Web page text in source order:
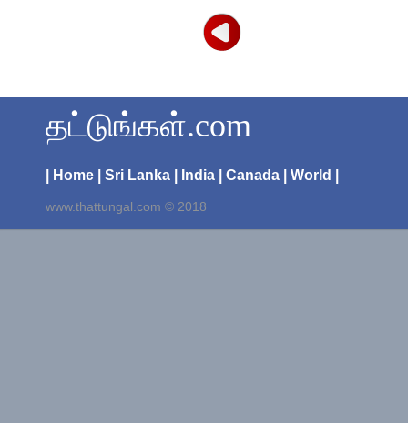
தட்டுங்கள்.com
| Home | Sri Lanka | India | Canada | World |
www.thattungal.com © 2018